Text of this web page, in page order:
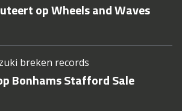
op Wheels and Waves
breken records
Bonhams Stafford Sale